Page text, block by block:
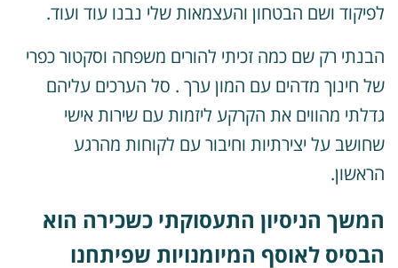
ושם הבטחון והעצמאות שלי נבנו עוד ועוד.
רק שם כמה זכיתי להורים משפחה וסקטור כפרי
חינוך מדהים עם המון ערך . סל הערכים עליהם
מהווים את הקרקע ליזמות עם שירות אישי
על יצירתיות וחיבור עם לקוחות מהרגע
הניסיון התעסוקתי כשכירה הוא
לאוסף המיומנויות שפיתחנו